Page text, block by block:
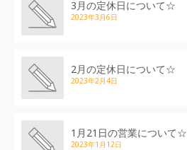
3月の定休日について☆
2023年3月6日
2月の定休日について☆
2023年2月4日
1月21日の営業について☆
2023年1月12日